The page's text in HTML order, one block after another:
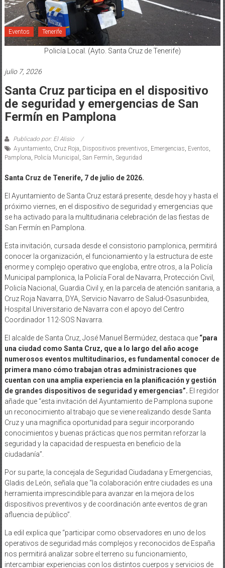
Eventos Tenerife
Policía Local. (Ayto. Santa Cruz de Tenerife)
julio 7, 2026
Santa Cruz participa en el dispositivo
de seguridad y emergencias de San
Fermín en Pamplona
Publicado por: El Alisio
Ayuntamiento, Cruz Roja Dispositivos preventivos Emergencias Eventos
Pamplona Policía Municipal San Fermín Seguridad
Santa Cruz de Tenerife, 7 de julio de 2026.
El Ayuntamiento de Santa Cruz estará presente, desde hoy y hasta el
próximo viernes, en el dispositivo de seguridad y emergencias que
se ha activado para la multitudinaria celebración de las fiestas de
San Fermín en Pamplona.
Esta invitación, cursada desde el consistorio pamplonica, permitirá
conocer la organización, el funcionamiento y la estructura de este
enorme y complejo operativo que engloba, entre otros, a la Policía
Municipal pamplonica, la Policía Foral de Navarra, Protección Civil,
Policía Nacional, Guardia Civil y, en la parcela de atención sanitaria, a
Cruz Roja Navarra, DYA, Servicio Navarro de Salud-Osasunbidea,
Hospital Universitario de Navarra con el apoyo del Centro
Coordinador 112-SOS Navarra.
El alcalde de Santa Cruz, José Manuel Bermúdez, destaca que “para
una ciudad como Santa Cruz, que a lo largo del año acoge
numerosos eventos multitudinarios, es fundamental conocer de
primera mano cómo trabajan otras administraciones que
cuentan con una amplia experiencia en la planificación y gestión
de grandes dispositivos de seguridad y emergencias”. El regidor
añade que “esta invitación del Ayuntamiento de Pamplona supone
un reconocimiento al trabajo que se viene realizando desde Santa
Cruz y una magnífica oportunidad para seguir incorporando
conocimientos y buenas prácticas que nos permitan reforzar la
seguridad y la capacidad de respuesta en beneficio de la
ciudadanía”.
Por su parte, la concejala de Seguridad Ciudadana y Emergencias,
Gladis de León, señala que “la colaboración entre ciudades es una
herramienta imprescindible para avanzar en la mejora de los
dispositivos preventivos y de coordinación ante eventos de gran
afluencia de público”.
La edil explica que “participar como observadores en uno de los
operativos de seguridad más complejos y reconocidos de España
nos permitirá analizar sobre el terreno su funcionamiento,
intercambiar experiencias con los distintos cuerpos y servicios de